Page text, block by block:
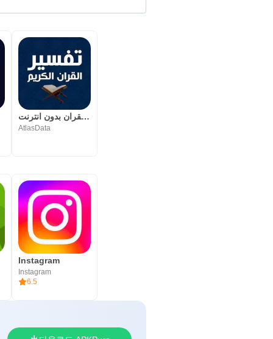
تفسير القران بدون انترنت
AtlasData
Instagram
Instagram
6.5